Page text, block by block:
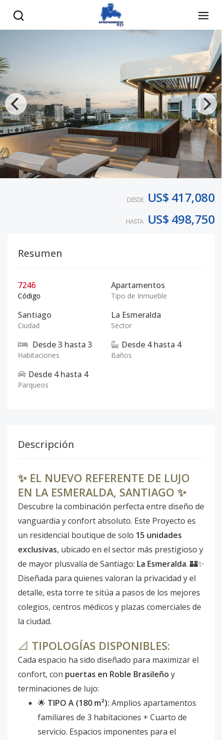
DESDE US$ 417,080
HASTA US$ 498,750
Resumen
7246
Código
Apartamentos
Tipo de Inmueble
Santiago
Ciudad
La Esmeralda
Sector
Desde3 hasta 3
Habitaciones
Desde 4hasta 4
Baños
Desde 4hasta 4
Parqueos
Descripción
✨ EL NUEVO REFERENTE DE LUJO
EN LA ESMERALDA, SANTIAGO ✨
Descubre la combinación perfecta entre diseño de
vanguardia y confort absoluto. Este Proyecto es
un residencial boutique de solo 15 unidades
exclusivas, ubicado en el sector más prestigioso y
de mayor plusvalía de Santiago: La Esmeralda. 🏰✨
Diseñada para quienes valoran la privacidad y el
detalle, esta torre te sitúa a pasos de los mejores
colegios, centros médicos y plazas comerciales de
la ciudad.
📐 TIPOLOGÍAS DISPONIBLES:
Cada espacio ha sido diseñado para maximizar el
confort, con puertas en Roble Brasileño y
terminaciones de lujo:
🌟 TIPO A (180 m²): Amplios apartamentos
familiares de 3 habitaciones + Cuarto de
servicio. Espacios imponentes para el